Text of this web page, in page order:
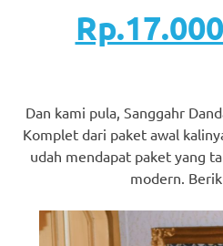
Dan kami pula, Sanggahr
Komplet dari paket awal
udah mendapat paket yang
modern.